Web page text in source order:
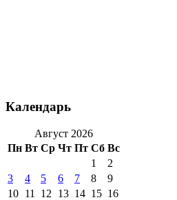
Календарь
Август 2026
Пн Вт Ср Чт Пт Сб Вс
1
2
3
4 5 6 7 8
9
10 11 12 13 14 15 16